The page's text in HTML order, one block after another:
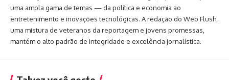
uma ampla gama de temas — da política e economia ao
entretenimento e inovações tecnológicas. A redação do Web Flush,
uma mistura de veteranos da reportagem e jovens promessas,
mantém o alto padrão de integridade e excelência jornalística.